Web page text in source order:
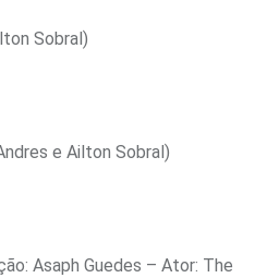
Sobral)
e Ailton Sobral)
Asaph Guedes – Ator: The